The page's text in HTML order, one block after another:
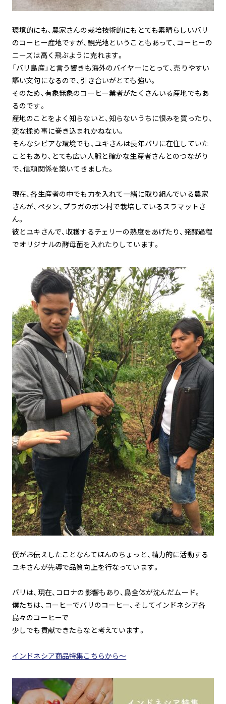
環境的にも、農家さんの栽培技術的にもとても素晴らしいバリ
のコーヒー産地ですが、観光地ということもあって、コーヒーの
ニーズは高く飛ぶように売れます。
「バリ島産」と言う響きも海外のバイヤーにとって、売りやすい
謳い文句になるので、引き合いがとても強い。
そのため、有象無象のコーヒー業者がたくさんいる産地でもあ
るのです。
産地のことをよく知らないと、知らないうちに恨みを買ったり、
変な揉め事に巻き込まれかねない。
そんなシビアな環境でも、ユキさんは長年バリに在住していた
こともあり、とても広い人脈と確かな生産者さんとのつながり
で、信頼関係を築いてきました。
現在、各生産者の中でも力を入れて一緒に取り組んでいる農家
さんが、ペタン、プラガのボン村で栽培しているスラマットさ
ん。
彼とユキさんで、収穫するチェリーの熟度をあげたり、発酵過程
でオリジナルの酵母菌を入れたりしています。
僕がお伝えしたことなんてほんのちょっと、精力的に活動する
ユキさんが先導で品質向上を行なっています。
バリは、現在、コロナの影響もあり、島全体が沈んだムード。
僕たちは、コーヒーでバリのコーヒー、そしてインドネシア各
島々のコーヒーで
少しでも貢献できたらなと考えています。
インドネシア商品特集こちらから〜